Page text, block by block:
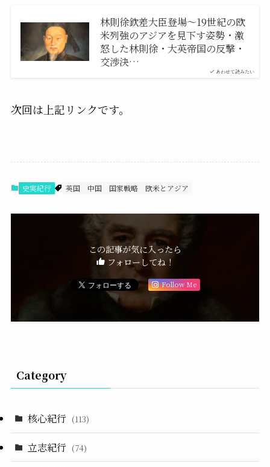
あわせて読みたい
林則徐欽差大臣登場〜19世紀の欧
米列強のアジアを見下す姿勢・激
怒した林則徐・大英帝国の反撃・
交渉決…
次回は上記リンクです。
史実紀行 英国 中国 国家戦略 欧米とアジア
この記事が気に入ったら
フォローしてね！
Follow Me
Category
核心紀行 (113)
立志紀行 (74)